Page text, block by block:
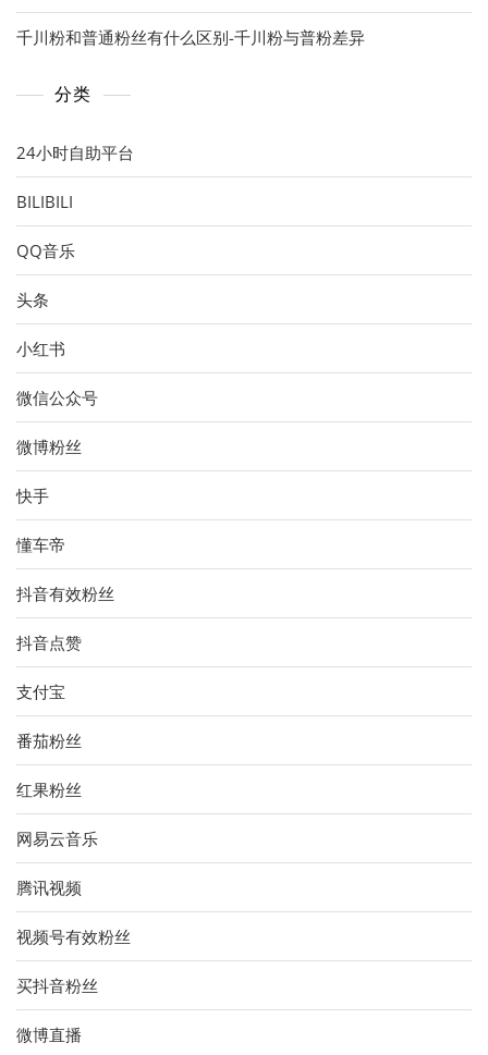
千川粉和普通粉丝有什么区别-千川粉与普粉差异
分类
24小时自助平台
BILIBILI
QQ音乐
头条
小红书
微信公众号
微博粉丝
快手
懂车帝
抖音有效粉丝
抖音点赞
支付宝
番茄粉丝
红果粉丝
网易云音乐
腾讯视频
视频号有效粉丝
买抖音粉丝
微博直播